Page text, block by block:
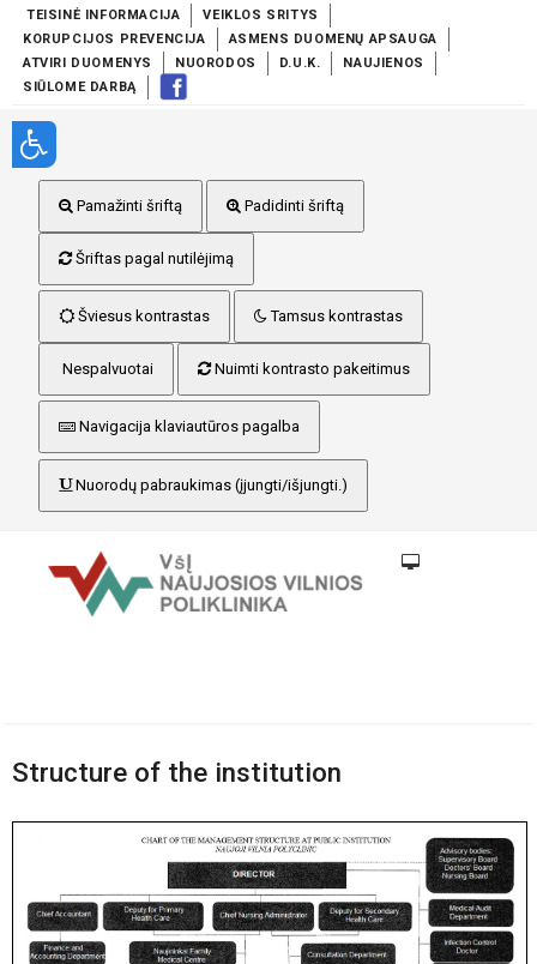
TEISINĖ INFORMACIJA
VEIKLOS SRITYS
KORUPCIJOS PREVENCIJA
ASMENS DUOMENŲ APSAUGA
ATVIRI DUOMENYS
NUORODOS D.U.K.
NAUJIENOS
SIŪLOME DARBĄ
Pamažinti šriftą Padidinti šriftą
Šriftas pagal nutilėjimą
Šviesus kontrastas Tamsus kontrastas
Nespalvuotai Nuimti kontrasto pakeitimus
Navigacija klaviautūros pagalba
Nuorodų pabraukimas (įjungti/išjungti.)
Structure of the institution